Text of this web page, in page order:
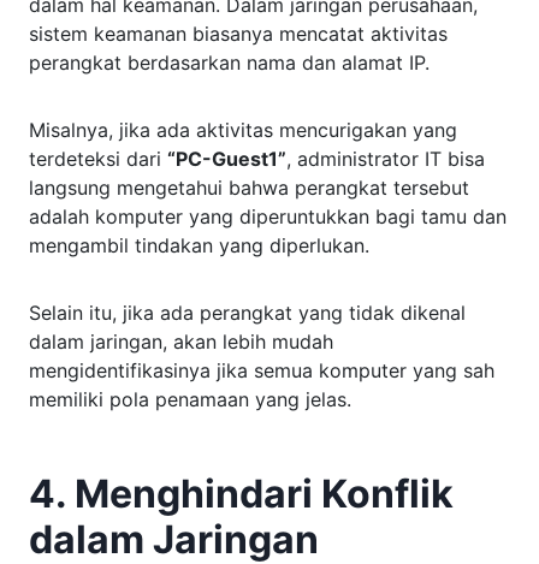
sistem keamanan biasanya mencatat aktivitas
perangkat berdasarkan nama dan alamat IP.
Misalnya, jika ada aktivitas mencurigakan yang
terdeteksi dari “PC-Guest1”, administrator IT bisa
langsung mengetahui bahwa perangkat tersebut
adalah komputer yang diperuntukkan bagi tamu dan
mengambil tindakan yang diperlukan.
Selain itu, jika ada perangkat yang tidak dikenal
dalam jaringan, akan lebih mudah
mengidentifikasinya jika semua komputer yang sah
memiliki pola penamaan yang jelas.
4. Menghindari Konflik
dalam Jaringan